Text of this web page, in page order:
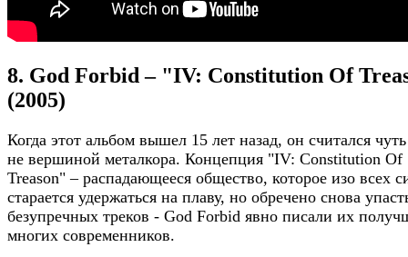
8. God Forbid – "IV: Constitution Of
(2005)
Когда этот альбом вышел 15 лет назад, он считался
не вершиной металкора. Концепция "IV: Constitution Of
Treason" – распадающееся общество, которое изо всех
старается удержаться на плаву, но обречено снова
безупречных треков - God Forbid явно писали их
многих современников.